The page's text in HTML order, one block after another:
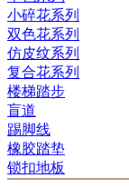
小碎花系列
双色花系列
仿皮纹系列
复合花系列
楼梯踏步
盲道
踢脚线
橡胶踏垫
锁扣地板